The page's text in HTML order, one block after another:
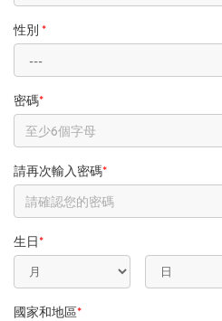
性別 *
密碼*
請再次輸入密碼*
生日 *
國家和地區*